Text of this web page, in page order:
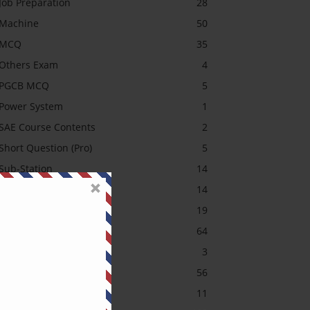
Job Preparation
28
Machine
50
MCQ
35
Others Exam
4
PGCB MCQ
5
Power System
1
SAE Course Contents
2
Short Question (Pro)
5
Sub-Station
14
14
19
64
3
56
11